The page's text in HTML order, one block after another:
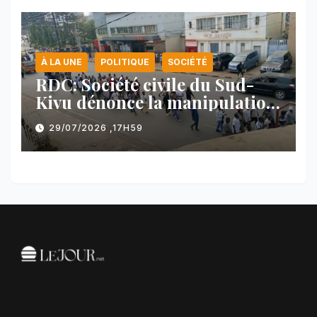
À LA UNE POLITIQUE SOCIÉTÉ
RDC: Société civile du Sud-
Kivu dénonce la manipulation
des manifestations par
l’AFC/M23
29/07/2026 ,17H59